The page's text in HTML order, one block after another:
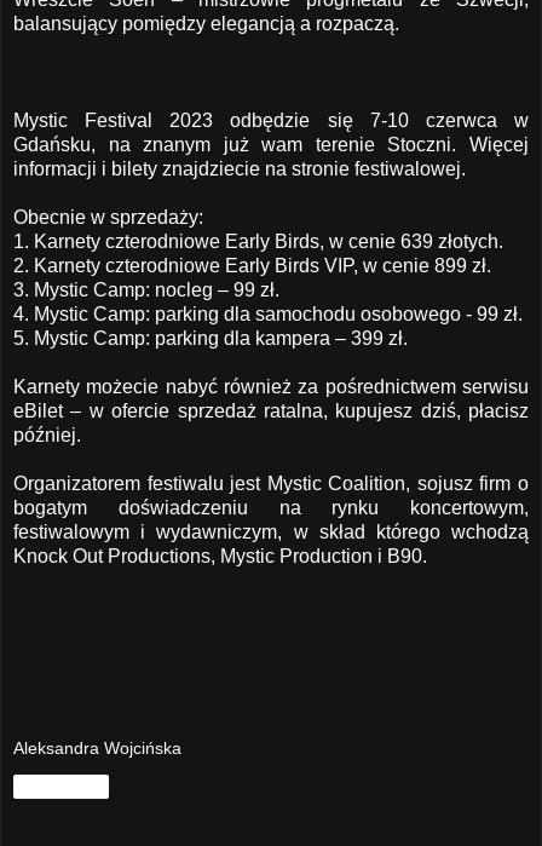
balansujący pomiędzy elegancją a rozpaczą.
Mystic Festival 2023 odbędzie się 7-10 czerwca w
Gdańsku, na znanym już wam terenie Stoczni. Więcej
informacji i bilety znajdziecie na stronie festiwalowej.
Obecnie w sprzedaży:
1. Karnety czterodniowe Early Birds, w cenie 639 złotych.
2. Karnety czterodniowe Early Birds VIP, w cenie 899 zł.
3. Mystic Camp: nocleg – 99 zł.
4. Mystic Camp: parking dla samochodu osobowego - 99 zł.
5. Mystic Camp: parking dla kampera – 399 zł.
Karnety możecie nabyć również za pośrednictwem serwisu
eBilet– w ofercie sprzedaż ratalna, kupujesz dziś, płacisz
później.
Organizatorem festiwalu jest Mystic Coalition, sojusz firm o
bogatym doświadczeniu na rynku koncertowym,
festiwalowym i wydawniczym, w skład którego wchodzą
Knock Out Productions, Mystic Production i B90.
Aleksandra Wojcińska